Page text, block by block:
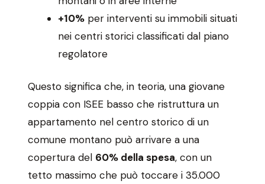
+10% per interventi su immobili situati
nei centri storici classificati dal piano
regolatore
Questo significa che, in teoria, una giovane
coppia con ISEE basso che ristruttura un
appartamento nel centro storico di un
comune montano può arrivare a una
copertura del 60% della spesa, con un
tetto massimo che può toccare i 35.000